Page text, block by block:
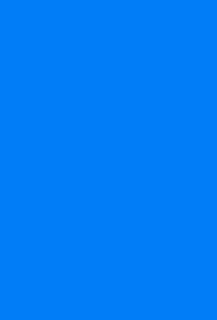
Территория
Будапешта и
столицей
и с тех пор
королевских
дворца,